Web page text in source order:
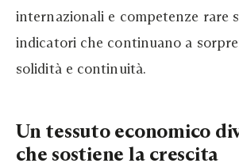
internazionali e competenze rare
indicatori che continuano a
solidità e continuità.
Un tessuto economico
che sostiene la crescita